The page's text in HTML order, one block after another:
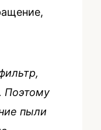
Поэтому
пыли